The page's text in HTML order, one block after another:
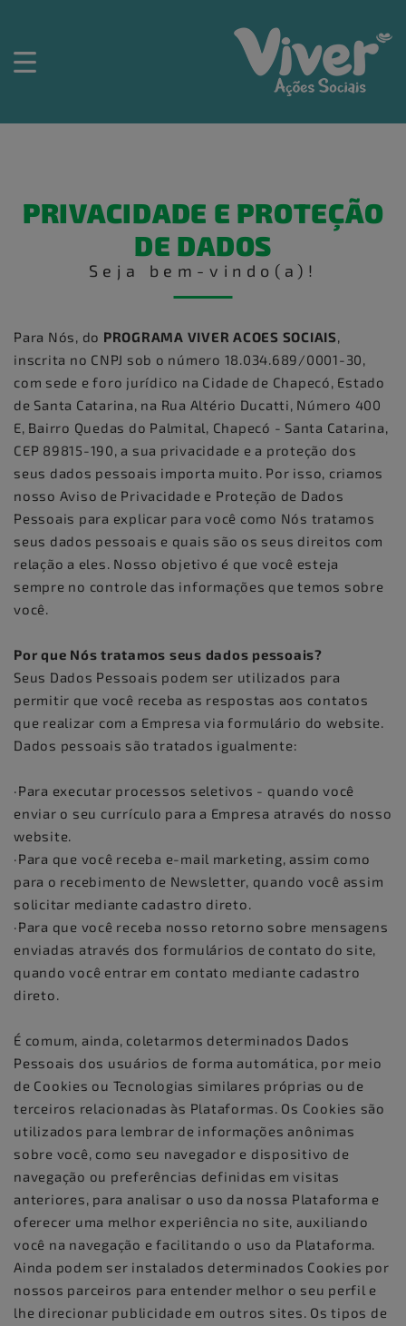
PRIVACIDADE E PROTEÇÃO
DE DADOS
Seja bem-vindo(a)!
Para Nós, do PROGRAMA VIVER ACOES SOCIAIS,
inscrita no CNPJ sob o número 18.034.689/0001-30,
com sede e foro jurídico na Cidade de Chapecó, Estado
de Santa Catarina, na Rua Altério Ducatti, Número 400
E, Bairro Quedas do Palmital, Chapecó - Santa Catarina,
CEP 89815-190, a sua privacidade e a proteção dos
seus dados pessoais importa muito. Por isso, criamos
nosso Aviso de Privacidade e Proteção de Dados
Pessoais para explicar para você como Nós tratamos
seus dados pessoais e quais são os seus direitos com
relação a eles. Nosso objetivo é que você esteja
sempre no controle das informações que temos sobre
você.
Por que Nós tratamos seus dados pessoais?
Seus Dados Pessoais podem ser utilizados para
permitir que você receba as respostas aos contatos
que realizar com a Empresa via formulário do website.
Dados pessoais são tratados igualmente:
·Para executar processos seletivos - quando você
enviar o seu currículo para a Empresa através do nosso
website.
·Para que você receba e-mail marketing, assim como
para o recebimento de Newsletter, quando você assim
solicitar mediante cadastro direto.
·Para que você receba nosso retorno sobre mensagens
enviadas através dos formulários de contato do site,
quando você entrar em contato mediante cadastro
direto.
É comum, ainda, coletarmos determinados Dados
Pessoais dos usuários de forma automática, por meio
de Cookies ou Tecnologias similares próprias ou de
terceiros relacionadas às Plataformas. Os Cookies são
utilizados para lembrar de informações anônimas
sobre você, como seu navegador e dispositivo de
navegação ou preferências definidas em visitas
anteriores, para analisar o uso da nossa Plataforma e
oferecer uma melhor experiência no site, auxiliando
você na navegação e facilitando o uso da Plataforma.
Ainda podem ser instalados determinados Cookies por
nossos parceiros para entender melhor o seu perfil e
lhe direcionar publicidade em outros sites. Os tipos de